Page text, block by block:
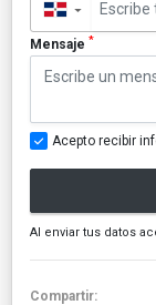
▼
Mensaje *
Acepto recibir
Al enviar tus datos
Compartir: